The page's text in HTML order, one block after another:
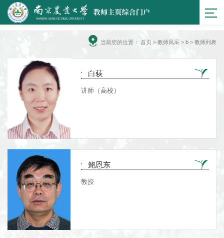
当前您的位置： 首页 > 教师风采 > b > 教师列表
白荻
讲师（高校）
鲍恩东
教授